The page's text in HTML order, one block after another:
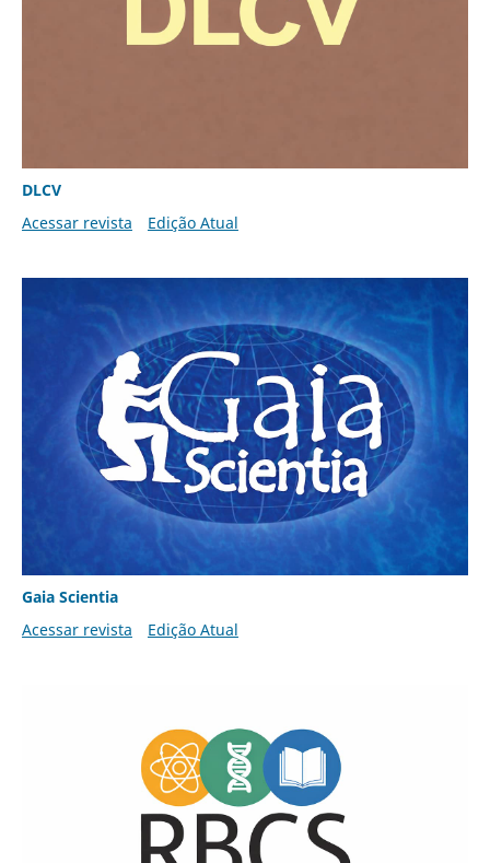
DLCV
Acessar revista
Edição Atual
Gaia Scientia
Acessar revista
Edição Atual